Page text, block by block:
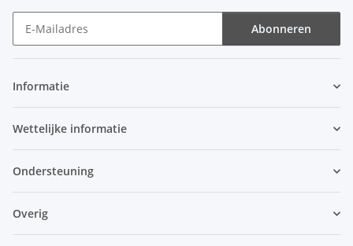
Abonneren
Informatie
Wettelijke informatie
Ondersteuning
Overig